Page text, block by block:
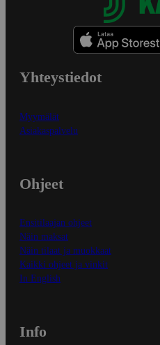
Yhteystiedot
Myymälät
Asiakaspalvelu
Ohjeet
Ensitilaajan ohjeet
Näin maksat
Näin tilaat ja muokkaat
Kaikki ohjeet ja vinkit
In English
Info